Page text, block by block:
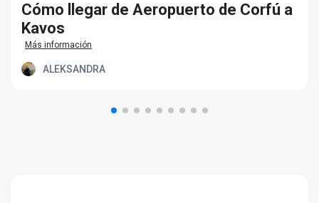
Cómo llegar de Aeropuerto de Corfú a
Kavos
Más información
ALEKSANDRA